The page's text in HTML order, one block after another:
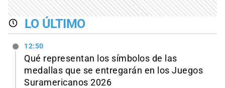
LO ÚLTIMO
12:50
Qué representan los símbolos de las
medallas que se entregarán en los Juegos
Suramericanos 2026